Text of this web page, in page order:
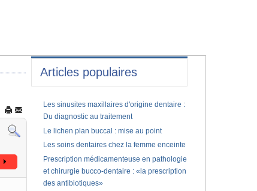
Articles populaires
Les sinusites maxillaires d'origine dentaire :
Du diagnostic au traitement
Le lichen plan buccal : mise au point
Les soins dentaires chez la femme enceinte
Prescription médicamenteuse en pathologie
et chirurgie bucco-dentaire : «la prescription
des antibiotiques»